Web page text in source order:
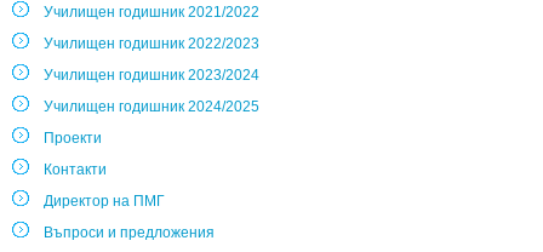
Училищен годишник 2021/2022
Училищен годишник 2022/2023
Училищен годишник 2023/2024
Училищен годишник 2024/2025
Проекти
Контакти
Директор на ПМГ
Въпроси и предложения